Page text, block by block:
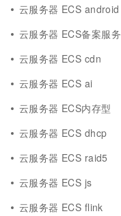
云服务器 ECS android
云服务器 ECS备案服务
云服务器 ECS cdn
云服务器 ECS ai
云服务器 ECS内存型
云服务器 ECS dhcp
云服务器 ECS raid5
云服务器 ECS js
云服务器 ECS flink